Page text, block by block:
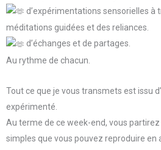
d’expérimentations sensorielles à
méditations guidées et des reliances.
d’échanges et de partages.
Au rythme de chacun.
Tout ce que je vous transmets est issu
expérimenté.
Au terme de ce week-end, vous
simples que vous pouvez reproduire en